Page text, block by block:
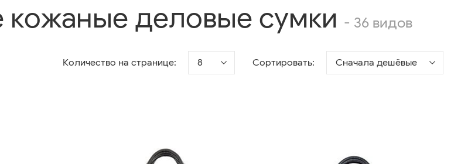
деловые сумки - 36 видов
Количество на странице: 8 Сортировать: Сначала дешёвые